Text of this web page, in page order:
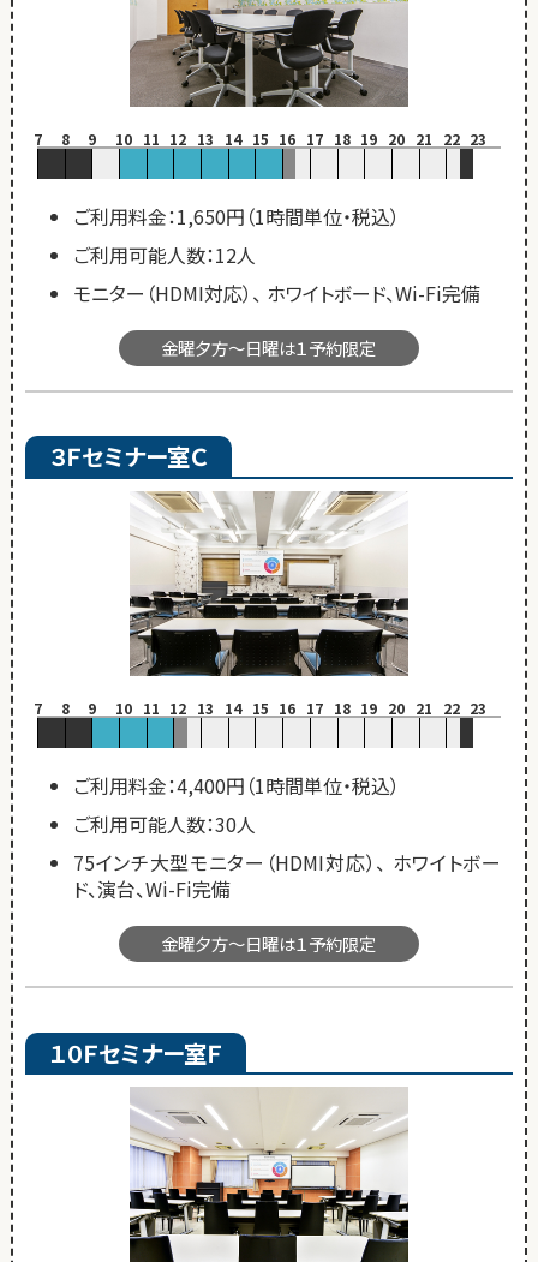
7 8 9 10 11 12 13 14 15 16 17 18 19 20 21 22 23
ご利用料金：1,650円（1時間単位・税込）
ご利用可能人数：12人
モニター（HDMI対応）、 ホワイトボード、Wi-Fi完備
金曜夕方～日曜は１予約限定
３Ｆセミナー室Ｃ
7 8 9 10 11 12 13 14 15 16 17 18 19 20 21 22 23
ご利用料金：4,400円（1時間単位・税込）
ご利用可能人数：30人
75インチ大型モニター（HDMI対応）、 ホワイトボー
ド、演台、Wi-Fi完備
金曜夕方～日曜は１予約限定
１０Ｆセミナー室Ｆ